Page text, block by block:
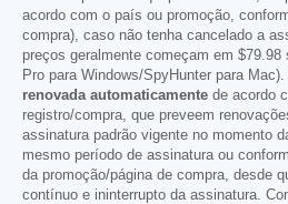
acordo com o país ou promoção,
compra), caso não tenha cancelado a
preços geralmente começam em $79.98
Pro para Windows/SpyHunter para
renovada automaticamente de acordo
registro/compra, que preveem
assinatura padrão vigente no momento
mesmo período de assinatura ou
da promoção/página de compra, desde
contínuo e ininterrupto da assinatura.